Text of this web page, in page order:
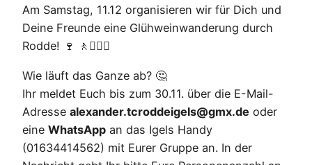
Am Samstag, 11.12 organisieren wir für Dich und
Deine Freunde eine Glühweinwanderung durch
Rodde! 🍷 🚶🚶🏼‍♀
Wie läuft das Ganze ab? 🤔
Ihr meldet Euch bis zum 30.11. über die E-Mail-
Adresse alexander.tcroddeigels@gmx.de oder
eine WhatsApp an das Igels Handy
(01634414562) mit Eurer Gruppe an. In der